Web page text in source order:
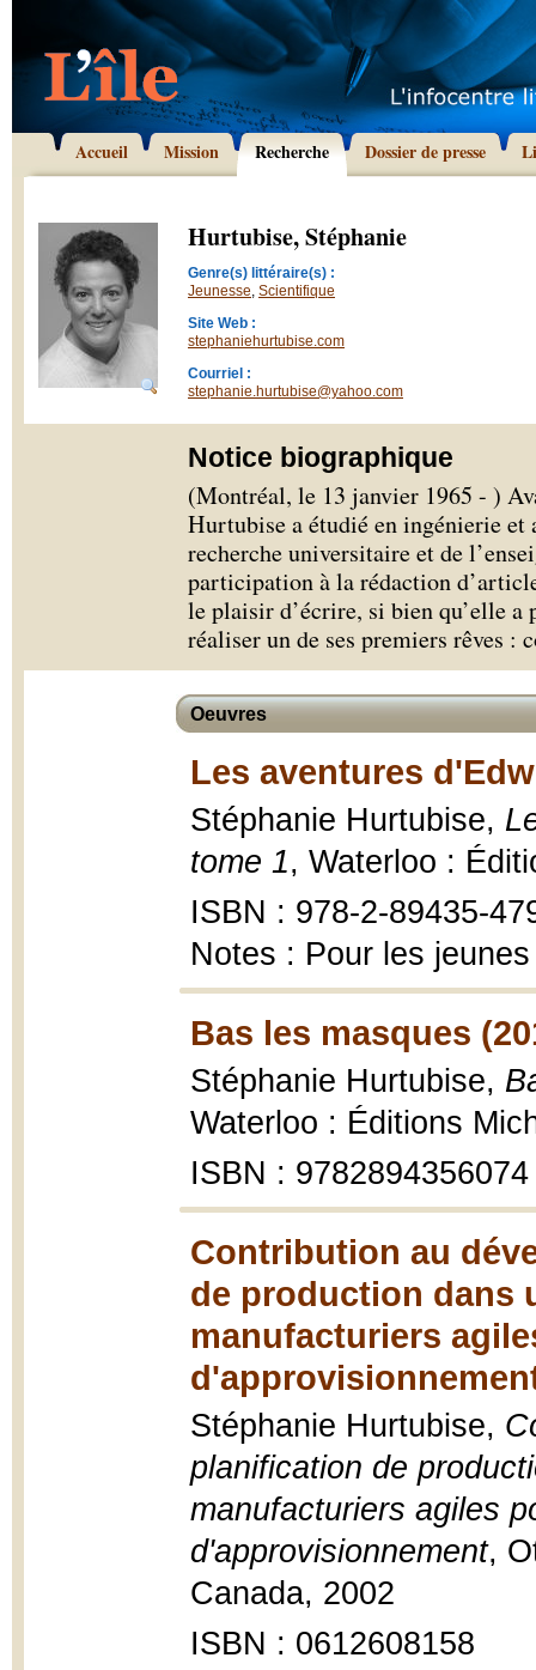
Accueil Mission Recherche Dossier de presse
Hurtubise, Stéphanie
Genre(s) littéraire(s) :
Jeunesse, Scientifique
Site Web :
stephaniehurtubise.com
Courriel :
stephanie.hurtubise@yahoo.com
Notice biographique
(Montréal, le 13 janvier 1965 - )
Hurtubise a étudié en ingénierie et
recherche universitaire et de
participation à la rédaction
le plaisir d’écrire, si bien qu’elle a
réaliser un de ses premiers rêves :
Oeuvres
Les aventures
Stéphanie Hurtubise,
tome 1, Waterloo :
ISBN : 978-2-89435-
Notes : Pour les
Bas les masques
Stéphanie Hurtubise,
Waterloo : Éditions
ISBN : 9782894356074
Contribution au
de production dans
manufacturiers
Stéphanie Hurtubise,
planification de
manufacturiers agiles
d'approvisionnement,
Canada, 2002
ISBN : 0612608158